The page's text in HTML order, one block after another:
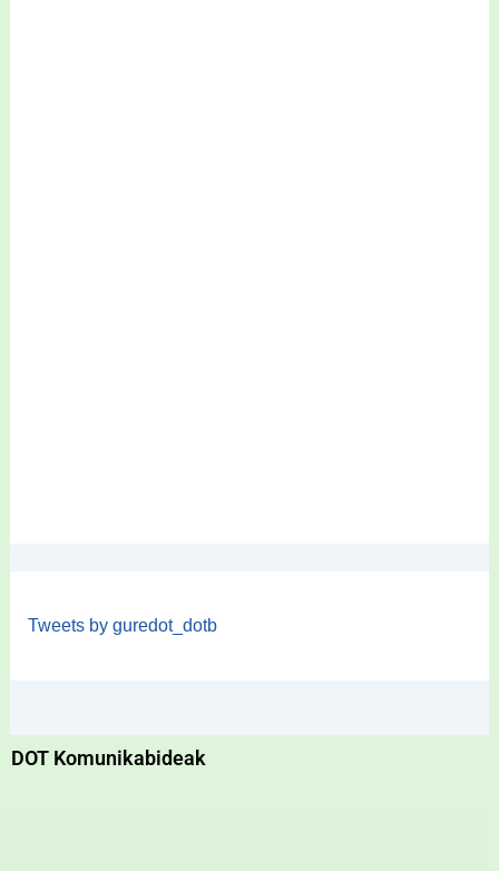
Tweets by guredot_dotb
DOT Komunikabideak